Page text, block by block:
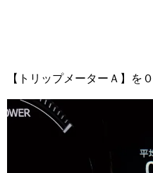
【トリップメーターＡ】を